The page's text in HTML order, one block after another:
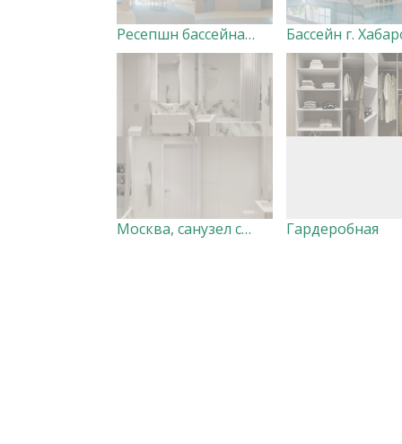
Ресепшн бассейна Лазурь г. Хабаровск Дизайнер Елена Кротова
Москва, санузел светлый мрамор Гардеробная